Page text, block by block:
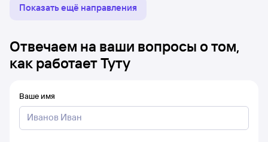
Показать ещё направления
Отвечаем на ваши вопросы о том,
как работает Туту
Ваше имя